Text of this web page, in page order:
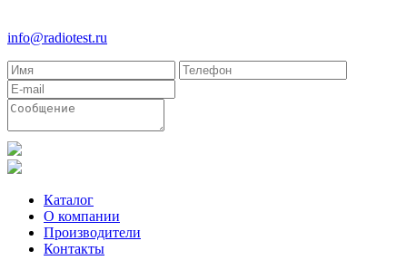
info@radiotest.ru
Каталог
О компании
Производители
Контакты